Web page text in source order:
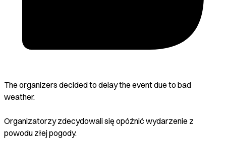
The organizers decided to delay the event due to bad
weather.
Organizatorzy zdecydowali się opóźnić wydarzenie z
powodu złej pogody.